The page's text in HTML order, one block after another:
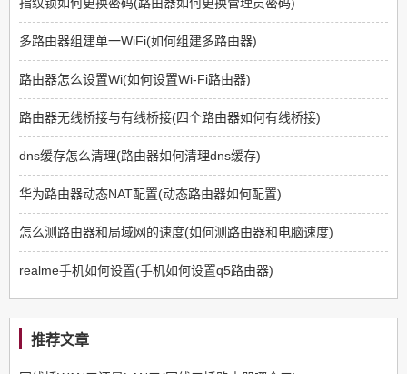
多路由器组建单一WiFi(如何组建多路由器)
路由器怎么设置Wi(如何设置Wi-Fi路由器)
路由器无线桥接与有线桥接(四个路由器如何有线桥接)
dns缓存怎么清理(路由器如何清理dns缓存)
华为路由器动态NAT配置(动态路由器如何配置)
怎么测路由器和局域网的速度(如何测路由器和电脑速度)
realme手机如何设置(手机如何设置q5路由器)
推荐文章